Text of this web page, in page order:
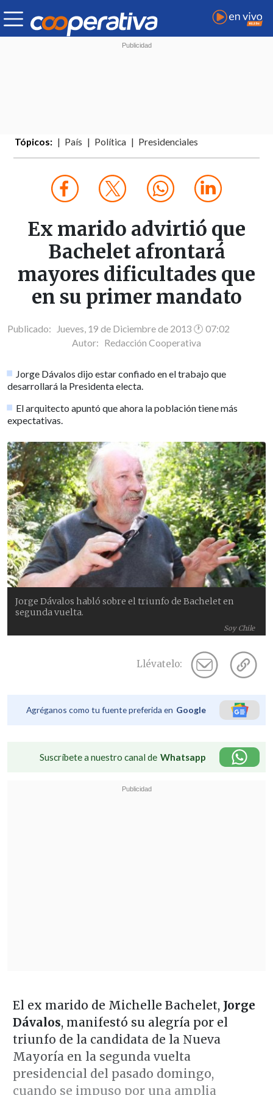
Tópicos: País Política Presidenciales
Ex marido advirtió que
Bachelet afrontará
mayores dificultades que
en su primer mandato
Publicado: Jueves, 19 de Diciembre de 2013 🕐 07:02
Autor: Redacción Cooperativa
Jorge Dávalos dijo estar confiado en el trabajo que
desarrollará la Presidenta electa.
El arquitecto apuntó que ahora la población tiene más
expectativas.
Soy Chile
Jorge Dávalos habló sobre el triunfo de Bachelet en
segunda vuelta.
Llévatelo:
Agréganos como tu fuente preferida en Google
Suscríbete a nuestro canal de Whatsapp
El ex marido de Michelle Bachelet, Jorge
Dávalos, manifestó su alegría por el
triunfo de la candidata de la Nueva
Mayoría en la segunda vuelta
presidencial del pasado domingo,
cuando se impuso por una amplia